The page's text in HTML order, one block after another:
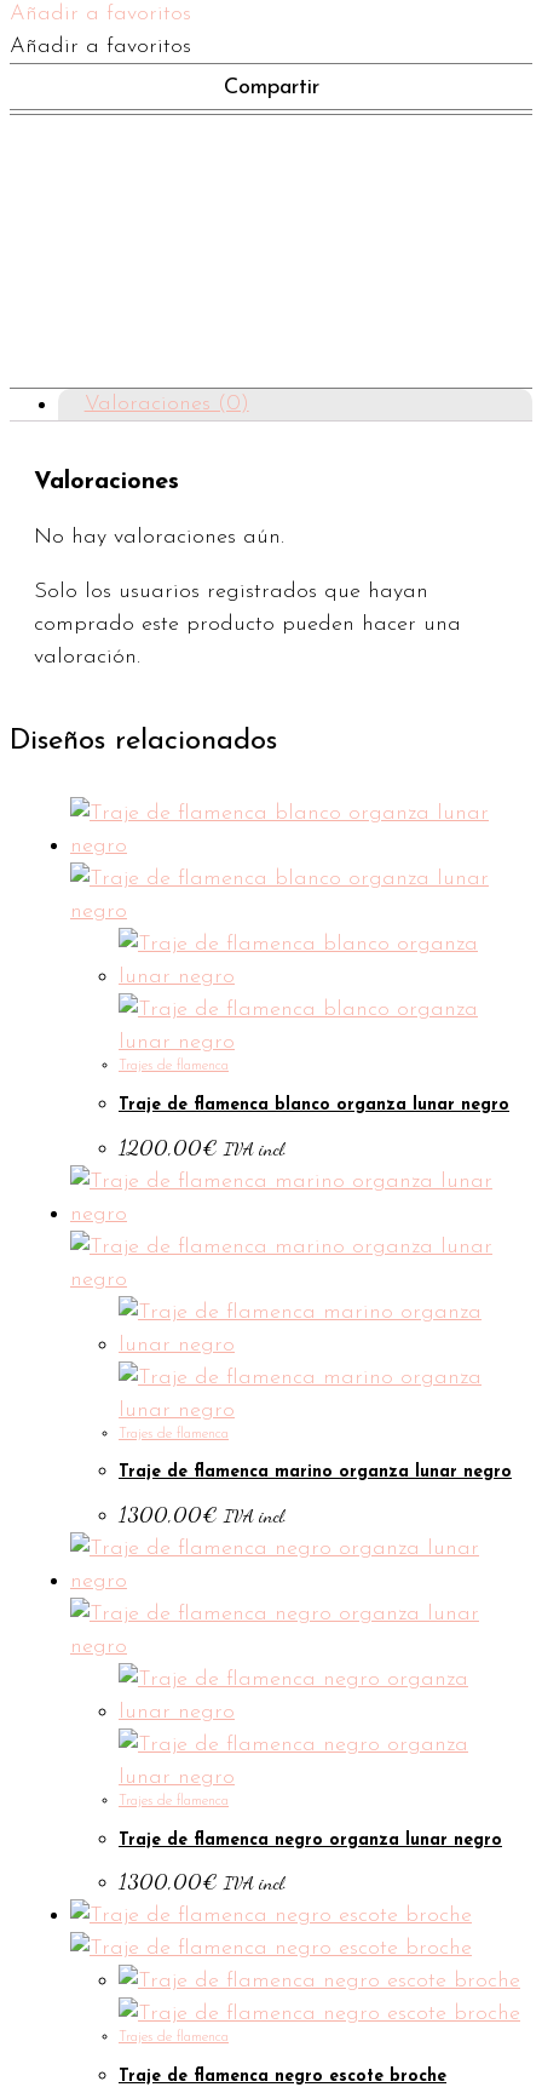
Añadir a favoritos
Añadir a favoritos
Compartir
Valoraciones (0)
Valoraciones
No hay valoraciones aún.
Solo los usuarios registrados que hayan
comprado este producto pueden hacer una
valoración.
Diseños relacionados
Trajes de flamenca
Traje de flamenca blanco organza lunar negro
1200,00€ IVA incl.
Trajes de flamenca
Traje de flamenca marino organza lunar negro
1300,00€ IVA incl.
Trajes de flamenca
Traje de flamenca negro organza lunar negro
1300,00€ IVA incl.
Trajes de flamenca
Traje de flamenca negro escote broche